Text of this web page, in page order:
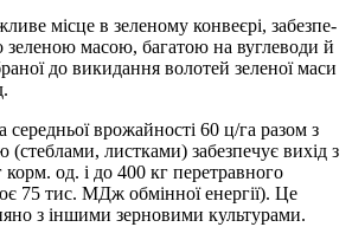
місце в зеленому конвеєрі, забезпе­
масою, багатою на вуглеводи й
до викидання волотей зеленої маси
середньої врожайності 60 ц/га разом з
листками) забезпечує вихід з
од. і до 400 кг перетравного
75 тис. МДж обмінної енергії). Це
з іншими зерновими культурами.